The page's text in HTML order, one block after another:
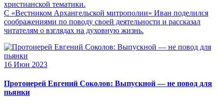
христианской тематики.
С «Вестником Архангельской митрополии» Иван поделился
соображениями по поводу своей деятельности и рассказал
читателям о взглядах на духовную жизнь.
16 Июн 2023
Протоиерей Евгений Соколов: Выпускной — не повод для
пьянки